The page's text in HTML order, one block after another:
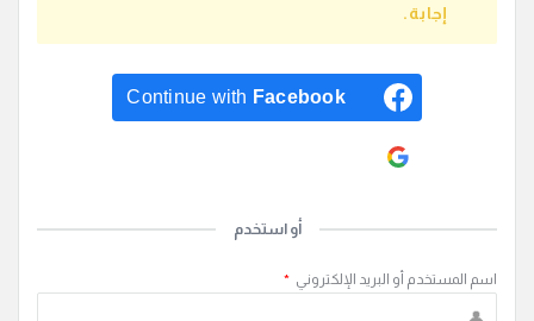
إجابة.
Continue with Facebook
أو استخدم
اسم المستخدم أو البريد الإلكتروني *